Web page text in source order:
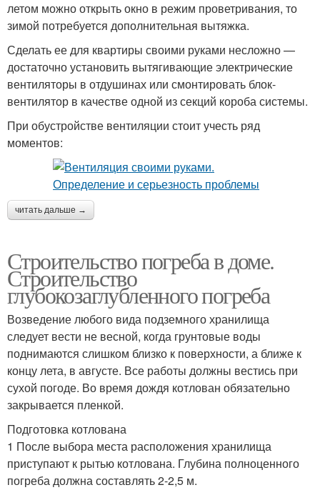
летом можно открыть окно в режим проветривания, то
зимой потребуется дополнительная вытяжка.
Сделать ее для квартиры своими руками несложно —
достаточно установить вытягивающие электрические
вентиляторы в отдушинах или смонтировать блок-
вентилятор в качестве одной из секций короба системы.
При обустройстве вентиляции стоит учесть ряд
моментов:
читать дальше →
Строительство погреба в доме.
Строительство
глубокозаглубленного погреба
Возведение любого вида подземного хранилища
следует вести не весной, когда грунтовые воды
поднимаются слишком близко к поверхности, а ближе к
концу лета, в августе. Все работы должны вестись при
сухой погоде. Во время дождя котлован обязательно
закрывается пленкой.
Подготовка котлована
1 После выбора места расположения хранилища
приступают к рытью котлована. Глубина полноценного
погреба должна составлять 2-2,5 м.